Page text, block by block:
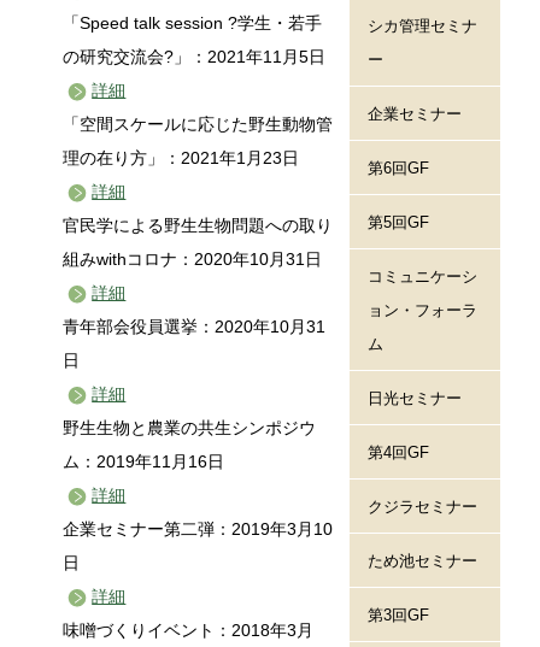
「Speed talk session ?学生・若手
の研究交流会?」：2021年11月5日
詳細
「空間スケールに応じた野生動物管
理の在り方」：2021年1月23日
詳細
官民学による野生生物問題への取り
組みwithコロナ：2020年10月31日
詳細
青年部会役員選挙：2020年10月31
日
詳細
野生生物と農業の共生シンポジウ
ム：2019年11月16日
詳細
企業セミナー第二弾：2019年3月10
日
詳細
味噌づくりイベント：2018年3月
シカ管理セミナ
ー
企業セミナー
第6回GF
第5回GF
コミュニケーシ
ョン・フォーラ
ム
日光セミナー
第4回GF
クジラセミナー
ため池セミナー
第3回GF